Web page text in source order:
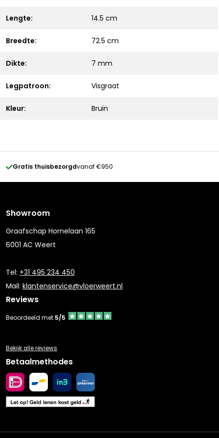
Lengte: 14.5 cm
Breedte: 72.5 cm
Dikte: 7 mm
Legpatroon: Visgraat
Kleur: Bruin
Gratis thuisbezorgdvanaf €950
Showroom
Graafschap Hornelaan 165
6001 AC Weert
Tel: +31 495 234 450
Mail: klantenservice@vloerweert.nl
Reviews
Beoordeeld met 5/5
Bekijk alle reviews
Betaalmethodes